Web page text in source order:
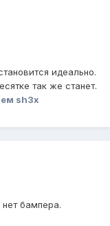
идеально.
так же станет.
sh3x
бампера.